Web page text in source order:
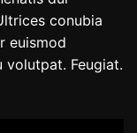
conubia
euismod
volutpat. Feugiat.